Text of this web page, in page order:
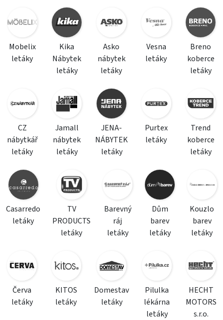
Mobelix
letáky
Kika
Nábytek
letáky
Asko
nábytek
letáky
Vesna
letáky
Breno
koberce
letáky
CZ
nábytkář
letáky
Jamall
nábytek
letáky
JENA-
NÁBYTEK
letáky
Purtex
letáky
Trend
koberce
letáky
Casarredo
letáky
TV
PRODUCTS
letáky
Barevný
ráj
letáky
Dům
barev
letáky
Kouzlo
barev
letáky
Červa
letáky
KITOS
letáky
Domestav
letáky
Pilulka
lékárna
letáky
HECHT
MOTORS
s.r.o.